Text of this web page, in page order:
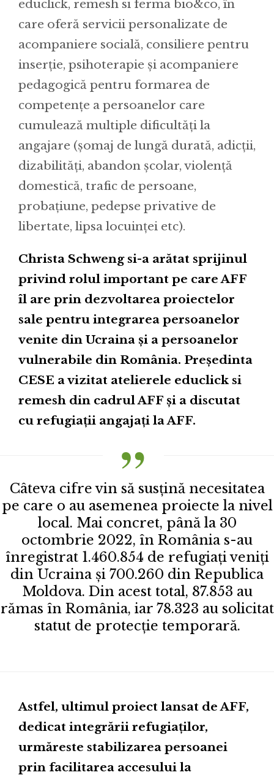
educlick, remesh si ferma bio&co, în
care oferă servicii personalizate de
acompaniere socială, consiliere pentru
inserție, psihoterapie și acompaniere
pedagogică pentru formarea de
competențe a persoanelor care
cumulează multiple dificultăți la
angajare (șomaj de lungă durată, adicții,
dizabilități, abandon școlar, violență
domestică, trafic de persoane,
probațiune, pedepse privative de
libertate, lipsa locuinței etc).
Christa Schweng si-a arătat sprijinul
privind rolul important pe care AFF
îl are prin dezvoltarea proiectelor
sale pentru integrarea persoanelor
venite din Ucraina și a persoanelor
vulnerabile din România. Președinta
CESE a vizitat atelierele educlick si
remesh din cadrul AFF și a discutat
cu refugiații angajați la AFF.
Câteva cifre vin să susțină necesitatea
pe care o au asemenea proiecte la nivel
local. Mai concret, până la 30
octombrie 2022, în România s-au
înregistrat 1.460.854 de refugiați veniți
din Ucraina și 700.260 din Republica
Moldova. Din acest total, 87.853 au
rămas în România, iar 78.323 au solicitat
statut de protecție temporară.
Astfel, ultimul proiect lansat de AFF,
dedicat integrării refugiaților,
urmăreste stabilizarea persoanei
prin facilitarea accesului la